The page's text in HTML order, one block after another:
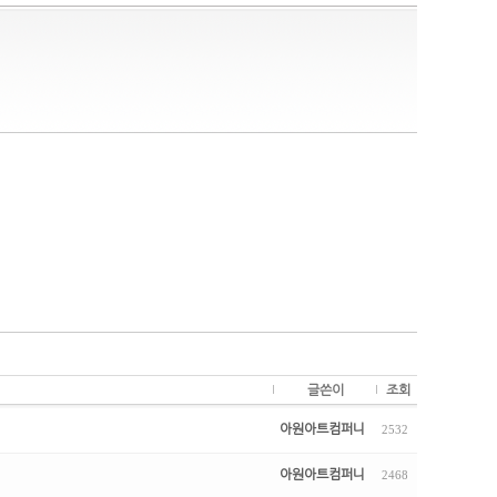
글쓴이 조회
아원아트컴퍼니 2532
아원아트컴퍼니 2468